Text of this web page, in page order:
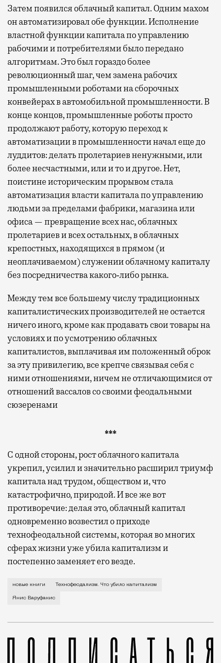
Затем появился облачный капитал. Одним махом
он автоматизировал обе функции. Исполнение
властной функции капитала по управлению
рабочими и потребителями было передано
алгоритмам. Это был гораздо более
революционный шаг, чем замена рабочих
промышленными роботами на сборочных
конвейерах в автомобильной промышленности. В
конце концов, промышленные роботы просто
продолжают работу, которую переход к
автоматизации в промышленности начал еще до
луддитов: делать пролетариев ненужными, или
более несчастными, или и то и другое. Нет,
поистине историческим прорывом стала
автоматизация власти капитала по управлению
людьми за пределами фабрики, магазина или
офиса — превращение всех нас, облачных
пролетариев и всех остальных, в облачных
крепостных, находящихся в прямом (и
неоплачиваемом) служении облачному капиталу
без посредничества какого‐либо рынка.
Между тем все большему числу традиционных
капиталистических производителей не остается
ничего иного, кроме как продавать свои товары на
условиях и по усмотрению облачных
капиталистов, выплачивая им положенный оброк
за эту привилегию, все крепче связывая себя с
ними отношениями, ничем не отличающимися от
отношений вассалов со своими феодальными
сюзеренами
***
С одной стороны, рост облачного капитала
укрепил, усилил и значительно расширил триумф
капитала над трудом, обществом и, что
катастрофично, природой. И все же вот
противоречие: делая это, облачный капитал
одновременно возвестил о приходе
технофеодальной системы, которая во многих
сферах жизни уже убила капитализм и
постепенно заменяет его везде.
В издательстве «Ад Маргинем Пресс» вышла
новые книги Технофеодализм. Что убило капитализм
Янис Варуфакис